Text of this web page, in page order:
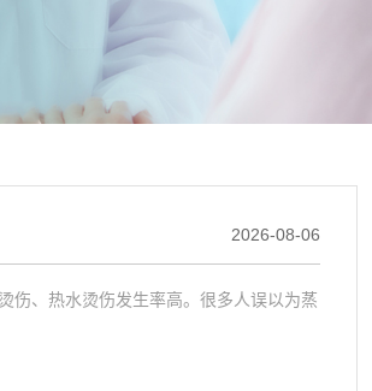
2026-08-06
伤、热水烫伤发生率高。很多人误以为蒸